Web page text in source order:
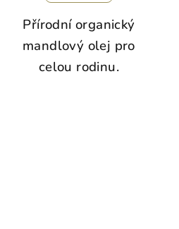
Přírodní organický
mandlový olej pro
celou rodinu.